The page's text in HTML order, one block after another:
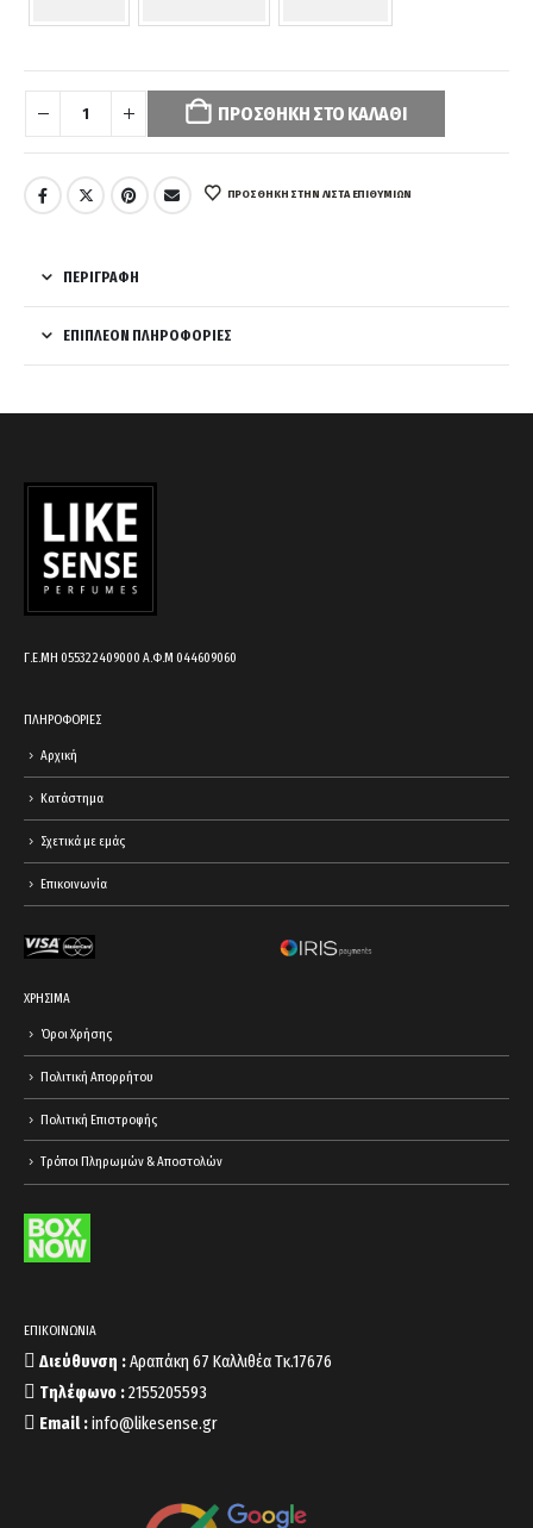
Your
selection
has
been
Please
product
options
before
cart.
ΠΡΟΣΘΉΚΗ ΣΤΟ ΚΑΛΆΘΙ
ΠΡΌΣΘΉΚΗ ΣΤΗΝ ΛΊΣΤΑ ΕΠΙΘΥΜΙΏΝ
ΠΕΡΙΓΡΑΦΉ
ΕΠΙΠΛΈΟΝ ΠΛΗΡΟΦΟΡΊΕΣ
Γ.Ε.ΜΗ 055322409000 Α.Φ.Μ 044609060
ΠΛΗΡΟΦΟΡΙΕΣ
Αρχική
Κατάστημα
Σχετικά με εμάς
Επικοινωνία
ΧΡΗΣΙΜΑ
Όροι Χρήσης
Πολιτική Απορρήτου
Πολιτική Επιστροφής
Τρόποι Πληρωμών & Αποστολών
ΕΠΙΚΟΙΝΩΝΙΑ
Διεύθυνση :Αραπάκη 67 Καλλιθέα Τκ.17676
Τηλέφωνο :2155205593
Email :info@likesense.gr